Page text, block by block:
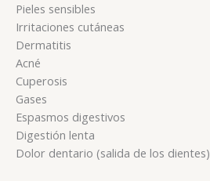
Pieles sensibles
Irritaciones cutáneas
Dermatitis
Acné
Cuperosis
Gases
Espasmos digestivos
Digestión lenta
Dolor dentario (salida de los dientes)